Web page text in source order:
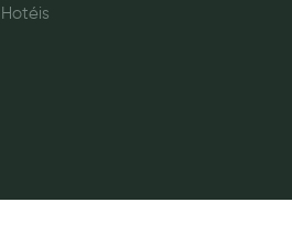
Hotéis